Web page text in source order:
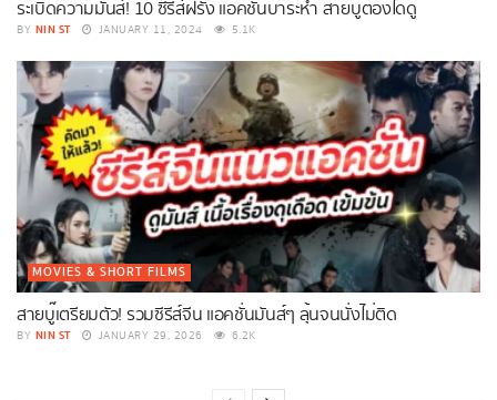
ระเบิดความมันส์! 10 ซีรี่ส์ฝรั่ง แอคชั่นบ้าระห่ำ สายบู๊ต้องได้ดู
BY NIN ST JANUARY 11, 2024 5.1K
MOVIES & SHORT FILMS
สายบู๊เตรียมตัว! รวมซีรีส์จีน แอคชั่นมันส์ๆ ลุ้นจนนั่งไม่ติด
BY NIN ST JANUARY 29, 2026 6.2K